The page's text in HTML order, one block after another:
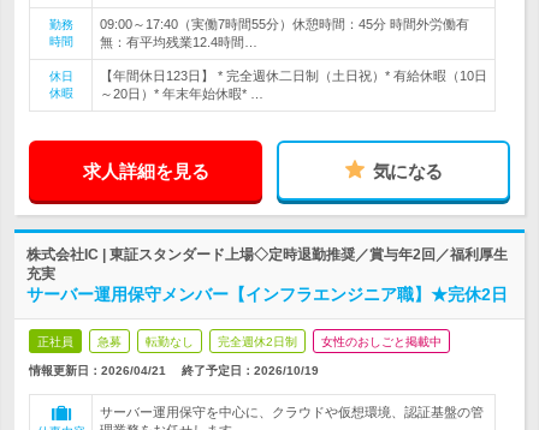
勤務
時間
09:00～17:40（実働7時間55分）休憩時間：45分 時間外労働有
無：有平均残業12.4時間…
休日
休暇
【年間休日123日】 * 完全週休二日制（土日祝）* 有給休暇（10日
～20日）* 年末年始休暇* …
求人詳細を見る 気になる
株式会社IC | 東証スタンダード上場◇定時退勤推奨／賞与年2回／福利厚生
充実
サーバー運用保守メンバー【インフラエンジニア職】★完休2日
正社員 急募 転勤なし 完全週休2日制 女性のおしごと掲載中
情報更新日：2026/04/21 終了予定日： 2026/10/19
サーバー運用保守を中心に、クラウドや仮想環境、認証基盤の管